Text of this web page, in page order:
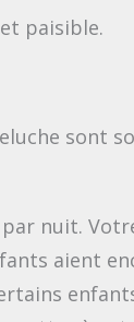
paisible.
sont
par nuit.
aient